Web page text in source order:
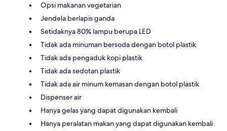
Opsi makanan vegetarian
Jendela berlapis ganda
Setidaknya 80% lampu berupa LED
Tidak ada minuman bersoda dengan botol plastik
Tidak ada pengaduk kopi plastik
Tidak ada sedotan plastik
Tidak ada air minum kemasan dengan botol plastik
Dispenser air
Hanya gelas yang dapat digunakan kembali
Hanya peralatan makan yang dapat digunakan kembali